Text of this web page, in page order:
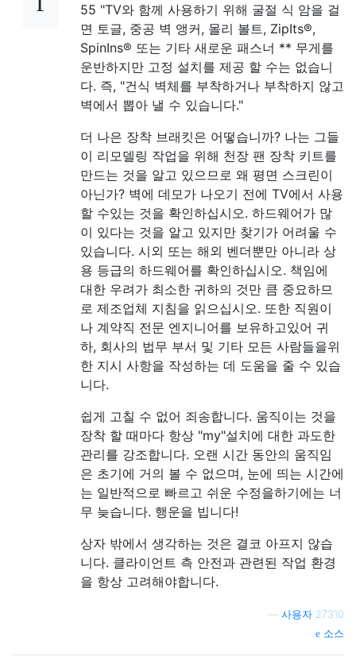
55 "TV와 함께 사용하기 위해 굴절 식 암을 걸
면 토글, 중공 벽 앵커, 몰리 볼트, ZipIts®,
SpinIns® 또는 기타 새로운 패스너 ** 무게를
운반하지만 고정 설치를 제공 할 수는 없습니
다. 즉, "건식 벽체를 부착하거나 부착하지 않고
벽에서 뽑아 낼 수 있습니다."
더 나은 장착 브래킷은 어떻습니까? 나는 그들
이 리모델링 작업을 위해 천장 팬 장착 키트를
만드는 것을 알고 있으므로 왜 평면 스크린이
아닌가? 벽에 데모가 나오기 전에 TV에서 사용
할 수있는 것을 확인하십시오. 하드웨어가 많
이 있다는 것을 알고 있지만 찾기가 어려울 수
있습니다. 시외 또는 해외 벤더뿐만 아니라 상
용 등급의 ​​하드웨어를 확인하십시오. 책임에
대한 우려가 최소한 귀하의 것만 큼 중요하므
로 제조업체 지침을 읽으십시오. 또한 직원이
나 계약직 전문 엔지니어를 보유하고있어 귀
하, 회사의 법무 부서 및 기타 모든 사람들을위
한 지시 사항을 작성하는 데 도움을 줄 수 있습
니다.
쉽게 고칠 수 없어 죄송합니다. 움직이는 것을
장착 할 때마다 항상 "my"설치에 대한 과도한
관리를 강조합니다. 오랜 시간 동안의 움직임
은 초기에 거의 볼 수 없으며, 눈에 띄는 시간에
는 일반적으로 빠르고 쉬운 수정을하기에는 너
무 늦습니다. 행운을 빕니다!
상자 밖에서 생각하는 것은 결코 아프지 않습
니다. 클라이언트 측 안전과 관련된 작업 환경
을 항상 고려해야합니다.
사용자 27310
소스